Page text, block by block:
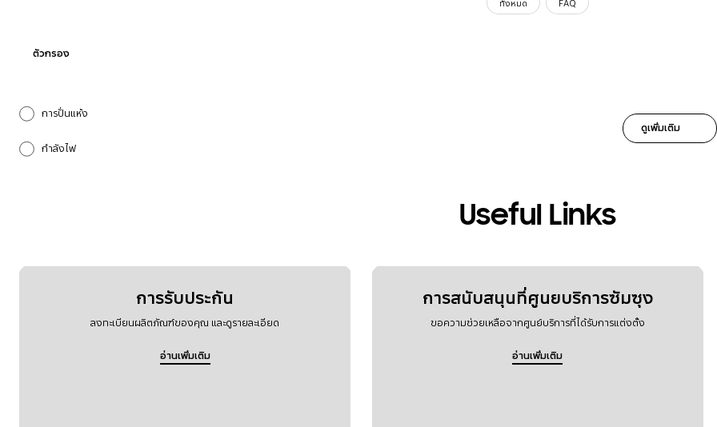
ทั้งหมด FAQ
ตัวกรอง
การปั่นแห้ง
กำลังไฟ
ดูเพิ่มเติม
Useful Links
การรับประกัน
ลงทะเบียนผลิตภัณฑ์ของคุณ และดูรายละเอียด
อ่านเพิ่มเติม
การสนับสนุนที่ศูนยบริการซัมซุง
ขอความช่วยเหลือจากศูนย์บริการที่ได้รับการแต่งตั้ง
อ่านเพิ่มเติม